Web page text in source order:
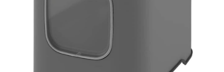
positionnez les éléments, branchez et ajoutez la litière
(aucun outil nécessaire). Le système innovant de cette
litière autonettoyante permet même de retirer
l’ancienne litière d’une simple pression sur un
bouton.Un design réfléchi pour un entretien facile et